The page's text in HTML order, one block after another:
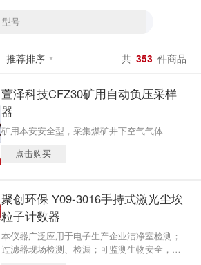
推荐排序 共 353 件商品
萱泽科技CFZ30矿用自动负压采样
器
矿用本安安全型，采集煤矿井下空气气体
点击购买
聚创环保 Y09-3016手持式激光尘埃
粒子计数器
本仪器广泛应用于电子生产企业洁净室检测；
过滤器现场检测、检漏；可监测生物安全，HV